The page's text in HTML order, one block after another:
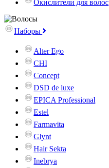
Окислители для волос
Наборы
Alter Ego
CHI
Concept
DSD de luxe
EPICA Professional
Estel
Farmavita
Glynt
Hair Sekta
Inebrya